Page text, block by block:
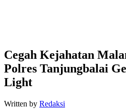
Cegah Kejahatan
Polres Tanjungbalai
Light
Written by Redaksi